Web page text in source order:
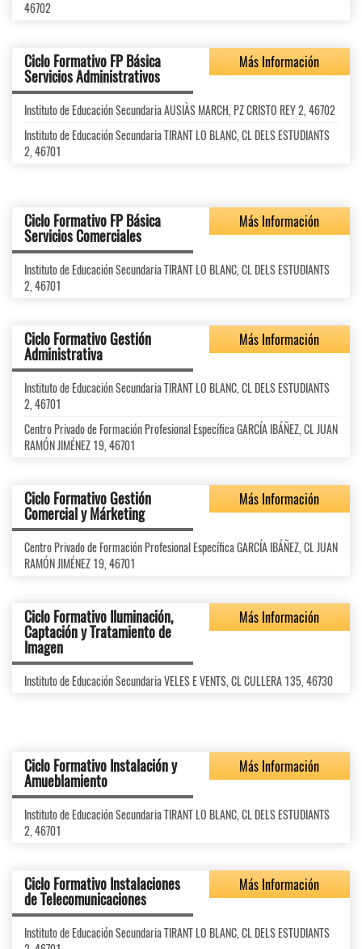
46702
Ciclo Formativo FP Básica
Servicios Administrativos
Más Información
Instituto de Educación Secundaria AUSIÀS MARCH, PZ CRISTO REY 2, 46702
Instituto de Educación Secundaria TIRANT LO BLANC, CL DELS ESTUDIANTS
2, 46701
Ciclo Formativo FP Básica
Servicios Comerciales
Más Información
Instituto de Educación Secundaria TIRANT LO BLANC, CL DELS ESTUDIANTS
2, 46701
Ciclo Formativo Gestión
Administrativa
Más Información
Instituto de Educación Secundaria TIRANT LO BLANC, CL DELS ESTUDIANTS
2, 46701
Centro Privado de Formación Profesional Específica GARCÍA IBÁÑEZ, CL JUAN
RAMÓN JIMÉNEZ 19, 46701
Ciclo Formativo Gestión
Comercial y Márketing
Más Información
Centro Privado de Formación Profesional Específica GARCÍA IBÁÑEZ, CL JUAN
RAMÓN JIMÉNEZ 19, 46701
Ciclo Formativo Iluminación,
Captación y Tratamiento de
Imagen
Más Información
Instituto de Educación Secundaria VELES E VENTS, CL CULLERA 135, 46730
Ciclo Formativo Instalación y
Amueblamiento
Más Información
Instituto de Educación Secundaria TIRANT LO BLANC, CL DELS ESTUDIANTS
2, 46701
Ciclo Formativo Instalaciones
de Telecomunicaciones
Más Información
Instituto de Educación Secundaria TIRANT LO BLANC, CL DELS ESTUDIANTS